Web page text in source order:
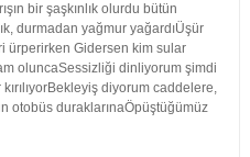
bir şaşkınlık olurdu bütün
durmadan yağmur yağardıÜşür
ürperirken Gidersen kim sular
oluncaSessizliği dinliyorum şimdi
diyorum caddelere,
otobüs duraklarınaÖpüştüğümüz